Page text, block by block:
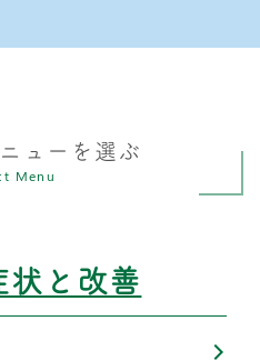
ューを選ぶ
Menu
状と改善